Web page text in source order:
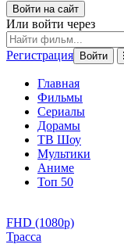
Войти на сайт
Или войти через
Регистрация Войти
Главная
Фильмы
Сериалы
Дорамы
ТВ Шоу
Мультики
Аниме
Топ 50
FHD (1080p)
Трасса